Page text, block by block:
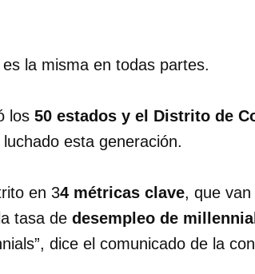
es la misma en todas partes.
los 50 estados y el Distrito de
esta generación.
en 34 métricas clave, que
tasa de desempleo de
dice el comunicado de la